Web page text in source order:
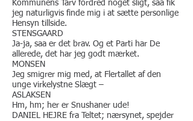
Kommunens Tarv fordred noget sligt, saa fik
jeg naturligvis finde mig i at sætte personlige
Hensyn tillside.
STENSGAARD
Ja-ja, saa er det brav. Og et Parti har De
allerede, det har jeg godt mærket.
MONSEN
Jeg smigrer mig med, at Flertallet af den
unge virkelystne Slægt –
ASLAKSEN
Hm, hm; her er Snushaner ude!
DANIEL HEJRE fra Teltet; nærsynet, spejder